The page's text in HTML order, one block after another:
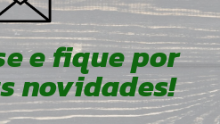
e fique por
novidades!